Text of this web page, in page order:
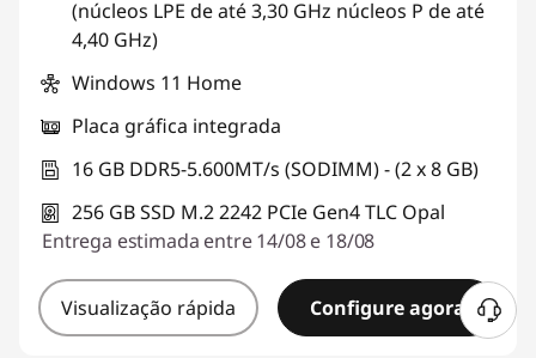
(núcleos LPE de até 3,30 GHz núcleos P de até
4,40 GHz)
Windows 11 Home
Placa gráfica integrada
16 GB DDR5-5.600MT/s (SODIMM) - (2 x 8 GB)
256 GB SSD M.2 2242 PCIe Gen4 TLC Opal
Entrega estimada entre 14/08 e 18/08
Visualização rápida Configure agora